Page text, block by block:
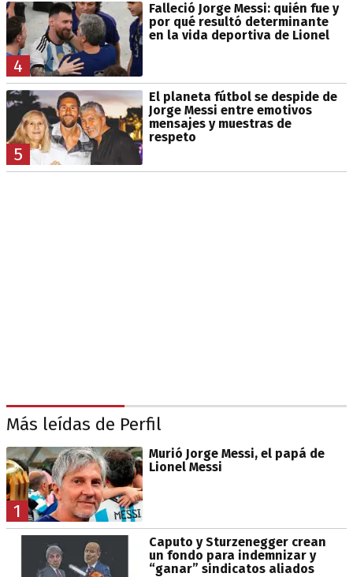
4
Falleció Jorge Messi: quién fue y
por qué resultó determinante
en la vida deportiva de Lionel
5
El planeta fútbol se despide de
Jorge Messi entre emotivos
mensajes y muestras de
respeto
Más leídas de Perfil
1
Murió Jorge Messi, el papá de
Lionel Messi
Caputo y Sturzenegger crean
un fondo para indemnizar y
“ganar” sindicatos aliados